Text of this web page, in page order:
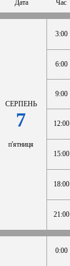
Дата Час
СЕРПЕНЬ
7
п'ятниця
3:00
6:00
9:00
12:00
15:00
18:00
21:00
0:00